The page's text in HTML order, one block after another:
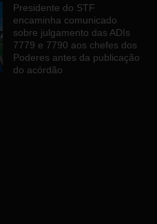
Presidente do STF
encaminha comunicado
sobre julgamento das ADIs
7779 e 7790 aos chefes dos
Poderes antes da publicação
do acórdão